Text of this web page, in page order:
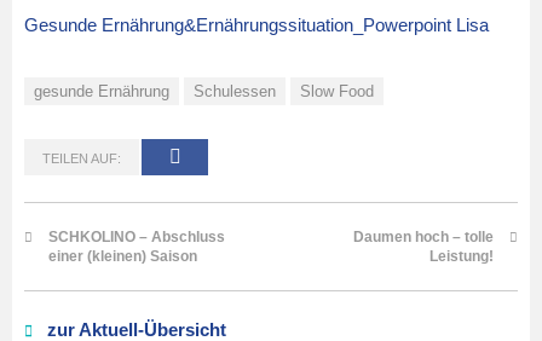
Gesunde Ernährung&Ernährungssituation_Powerpoint Lisa
gesunde Ernährung Schulessen Slow Food
TEILEN AUF:
SCHKOLINO – Abschluss
einer (kleinen) Saison
Daumen hoch – tolle
Leistung!
zur Aktuell-Übersicht